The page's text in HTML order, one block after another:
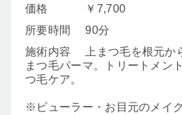
価格
￥7,700
所要時間
90分
施術内容
上まつ毛を根元
まつ毛パーマ。トリートメン
つ毛ケア。
※ビューラー・お目元のメイ